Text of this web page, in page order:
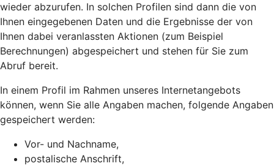
wieder abzurufen. In solchen Profilen sind dann die von
Ihnen eingegebenen Daten und die Ergebnisse der von
Ihnen dabei veranlassten Aktionen (zum Beispiel
Berechnungen) abgespeichert und stehen für Sie zum
Abruf bereit.
In einem Profil im Rahmen unseres Internetangebots
können, wenn Sie alle Angaben machen, folgende Angaben
gespeichert werden:
Vor- und Nachname,
postalische Anschrift,